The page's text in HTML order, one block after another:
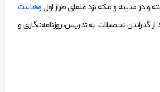
در مدینه و مکه نزد علمای طراز اولوهابیت
گدراندن تحصیلات، به تدریس، روزنامه‌نگاری و